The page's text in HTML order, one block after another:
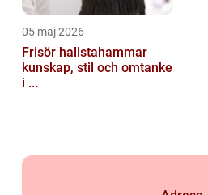
05 maj 2026
Frisör hallstahammar
kunskap, stil och omtanke
i ...